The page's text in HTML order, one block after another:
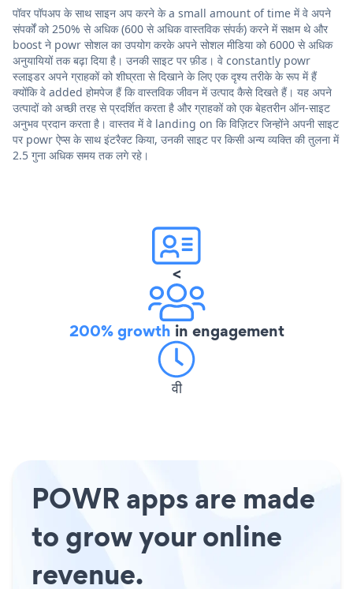
पॉवर पॉपअप के साथ साइन अप करने के a small amount of time में वे अपने
संपर्कों को 250% से अधिक (600 से अधिक वास्तविक संपर्क) करने में सक्षम थे और
boost ने powr सोशल का उपयोग करके अपने सोशल मीडिया को 6000 से अधिक
अनुयायियों तक बढ़ा दिया है। उनकी साइट पर फ़ीड। वे constantly powr
स्लाइडर अपने ग्राहकों को शीघ्रता से दिखाने के लिए एक दृश्य तरीके के रूप में हैं
क्योंकि वे added होमपेज हैं कि वास्तविक जीवन में उत्पाद कैसे दिखते हैं। यह अपने
उत्पादों को अच्छी तरह से प्रदर्शित करता है और ग्राहकों को एक बेहतरीन ऑन-साइट
अनुभव प्रदान करता है। वास्तव में वे landing on कि विज़िटर जिन्होंने अपनी साइट
पर powr ऐप्स के साथ इंटरैक्ट किया, उनकी साइट पर किसी अन्य व्यक्ति की तुलना में
2.5 गुना अधिक समय तक लगे रहे।
<
200% growth in engagement
वी
POWR apps are made
to grow your online
revenue.